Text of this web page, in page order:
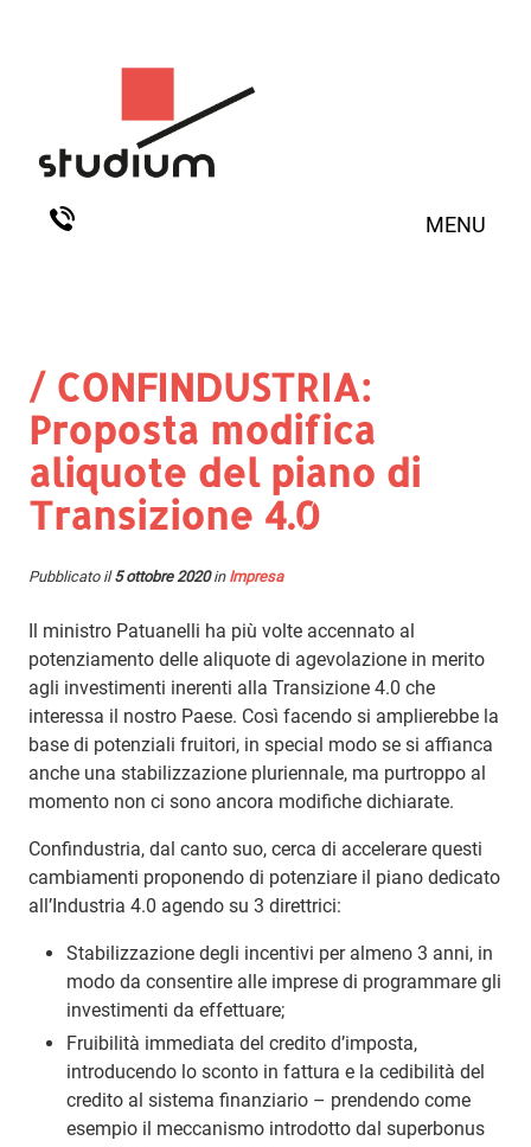
MENU
/ CONFINDUSTRIA:
Proposta modifica
aliquote del piano di
Transizione 4.0
Pubblicato il5 ottobre 2020in Impresa
Il ministro Patuanelli ha più volte accennato al
potenziamento delle aliquote di agevolazione in merito
agli investimenti inerenti alla Transizione 4.0 che
interessa il nostro Paese. Così facendo si amplierebbe la
base di potenziali fruitori, in special modo se si affianca
anche una stabilizzazione pluriennale, ma purtroppo al
momento non ci sono ancora modifiche dichiarate.
Confindustria, dal canto suo, cerca di accelerare questi
cambiamenti proponendo di potenziare il piano dedicato
all’Industria 4.0 agendo su 3 direttrici:
Stabilizzazione degli incentivi per almeno 3 anni, in
modo da consentire alle imprese di programmare gli
investimenti da effettuare;
Fruibilità immediata del credito d’imposta,
introducendo lo sconto in fattura e la cedibilità del
credito al sistema finanziario – prendendo come
esempio il meccanismo introdotto dal superbonus